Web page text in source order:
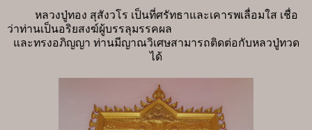
หลวงปู่ทอง สุสังวโร เป็นที่ศรัทธาและเคารพเลื่อมใส เชื่อ
ว่าท่านเป็นอริยสงฆ์ผู้บรรลุมรรคผล
และทรงอภิญญา ท่านมีญาณวิเศษสามารถติดต่อกับหลวปู่ทวด
ได้